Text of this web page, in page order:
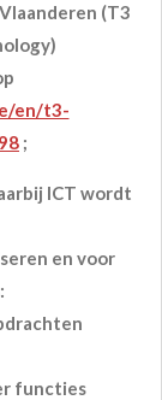
(T3
en/t3-
;
ICT wordt
en voor
functies